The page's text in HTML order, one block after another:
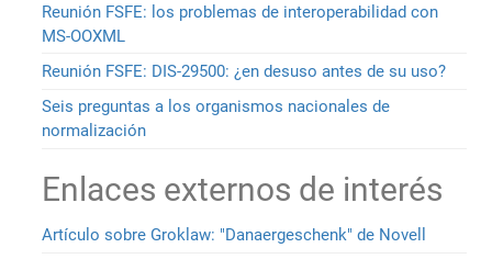
Reunión FSFE: los problemas de interoperabilidad con
MS-OOXML
Reunión FSFE: DIS-29500: ¿en desuso antes de su uso?
Seis preguntas a los organismos nacionales de
normalización
Enlaces externos de interés
Artículo sobre Groklaw: "Danaergeschenk" de Novell